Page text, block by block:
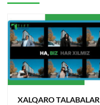
XALQARO TALABALAR